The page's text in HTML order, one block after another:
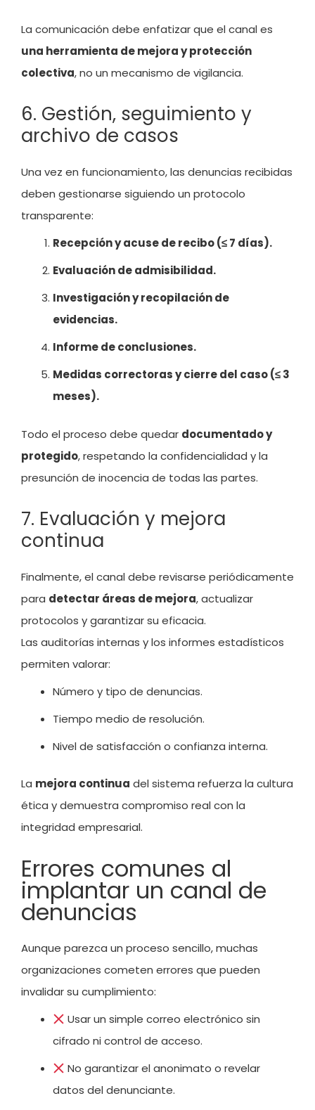
La comunicación debe enfatizar que el canal es
una herramienta de mejora y protección
colectiva, no un mecanismo de vigilancia.
6. Gestión, seguimiento y
archivo de casos
Una vez en funcionamiento, las denuncias recibidas
deben gestionarse siguiendo un protocolo
transparente:
Recepción y acuse de recibo (≤ 7 días).
Evaluación de admisibilidad.
Investigación y recopilación de
evidencias.
Informe de conclusiones.
Medidas correctoras y cierre del caso (≤ 3
meses).
Todo el proceso debe quedar documentado y
protegido, respetando la confidencialidad y la
presunción de inocencia de todas las partes.
7. Evaluación y mejora
continua
Finalmente, el canal debe revisarse periódicamente
para detectar áreas de mejora, actualizar
protocolos y garantizar su eficacia.
Las auditorías internas y los informes estadísticos
permiten valorar:
Número y tipo de denuncias.
Tiempo medio de resolución.
Nivel de satisfacción o confianza interna.
La mejora continua del sistema refuerza la cultura
ética y demuestra compromiso real con la
integridad empresarial.
Errores comunes al
implantar un canal de
denuncias
Aunque parezca un proceso sencillo, muchas
organizaciones cometen errores que pueden
invalidar su cumplimiento:
Usar un simple correo electrónico sin
cifrado ni control de acceso.
No garantizar el anonimato o revelar
datos del denunciante.